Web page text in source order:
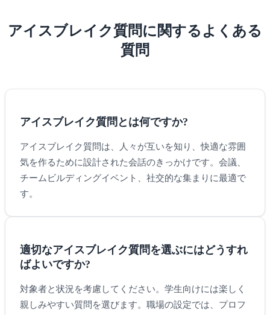
アイスブレイク質問に関するよくある
質問
アイスブレイク質問とは何ですか?
アイスブレイク質問は、人々が互いを知り、快適な雰囲
気を作るために設計された会話のきっかけです。会議、
チームビルディングイベント、社交的な集まりに最適で
す。
適切なアイスブレイク質問を選ぶにはどうすれ
ばよいですか?
対象者と状況を考慮してください。学生向けには楽しく
親しみやすい質問を選びます。職場の設定では、プロフ